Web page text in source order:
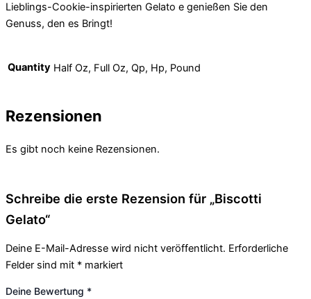
Lieblings-Cookie-inspirierten Gelato e genießen Sie den
Genuss, den es Bringt!
Quantity Half Oz, Full Oz, Qp, Hp, Pound
Rezensionen
Es gibt noch keine Rezensionen.
Schreibe die erste Rezension für „Biscotti
Gelato“
Deine E-Mail-Adresse wird nicht veröffentlicht. Erforderliche
Felder sind mit * markiert
Deine Bewertung *